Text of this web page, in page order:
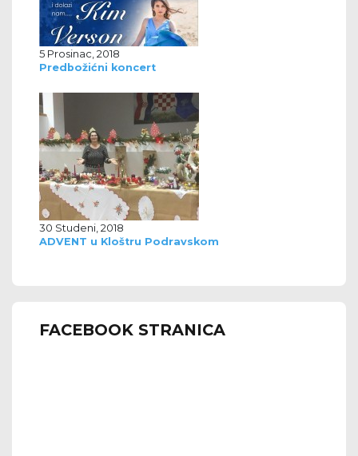
5 Prosinac, 2018
Predbožićni koncert
30 Studeni, 2018
ADVENT u Kloštru Podravskom
FACEBOOK STRANICA